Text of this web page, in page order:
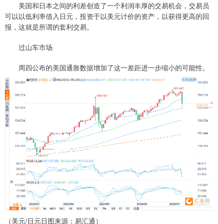
美国和日本之间的利差创造了一个利润丰厚的交易机会，交易员
可以以低利率借入日元，投资于以美元计价的资产，以获得更高的回
报，这就是所谓的套利交易。
过山车市场
周四公布的美国通胀数据增加了这一差距进一步缩小的可能性。
（美元/日元日图来源：易汇通）